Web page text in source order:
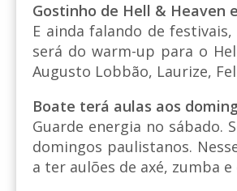
Gostinho de Hell & Heaven
E ainda falando de
será do warm-up para o
Augusto Lobbão, Laurize,
Boate terá aulas aos
Guarde energia no sábado.
domingos paulistanos.
a ter aulões de axé, zumba